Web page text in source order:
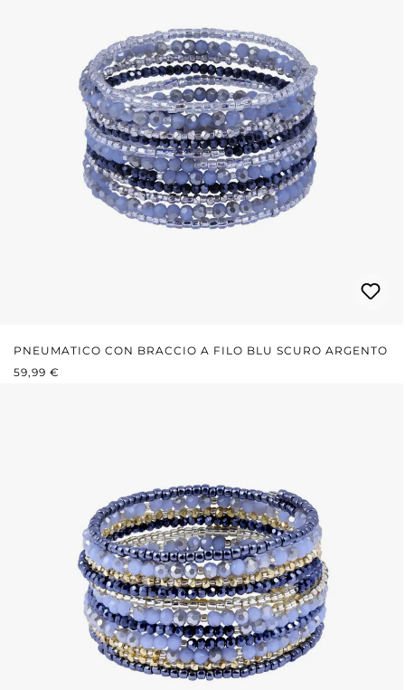
PNEUMATICO CON BRACCIO A FILO BLU SCURO ARGENTO
PREZZO NORMALE:
59,99 €